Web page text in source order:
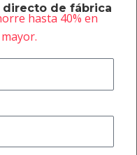
directo de fábrica
hasta 40% en